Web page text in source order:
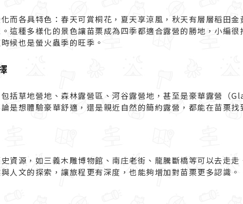
而各具特色：春天可賞桐花，夏天享涼風，秋天有層層稻田金
這種多樣化的景色讓苗栗成為四季都適合露營的勝地，小編很
候也是螢火蟲季的旺季。
括草地營地、森林露營區、河谷露營地，甚至是豪華露營（
是想體驗豪華舒適，還是親近自然的簡約露營，都能在苗栗找
資源，如三義木雕博物館、南庄老街、龍騰斷橋等可以去走走
人文的探索，讓旅程更有深度，也能夠增加對苗栗更多認識。